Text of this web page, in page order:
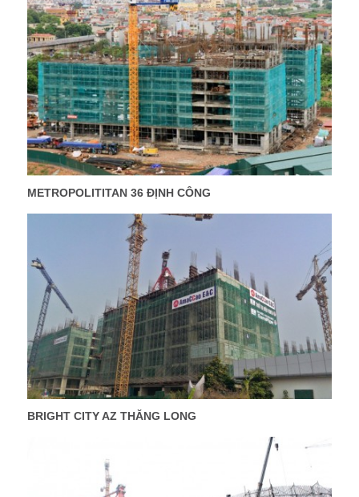
METROPOLITITAN 36 ĐỊNH CÔNG
BRIGHT CITY AZ THĂNG LONG